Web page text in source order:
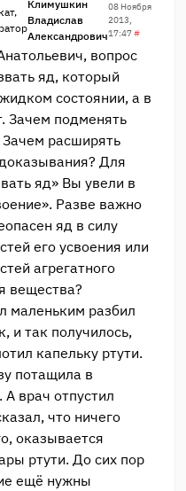
Климушкин
Владислав
Александрович
08 Ноября
2013,
17:47#
вопрос
яд, который
состоянии, а в
Зачем подменять
Зачем расширять
Для
яд» Вы увели в
Разве важно
яд в силу
его усвоения или
агрегатного
вещества?
маленьким разбил
и так получилось,
капельку ртути.
потащила в
А врач отпустил
что ничего
оказывается
ртути. До сих пор
ещё нужны